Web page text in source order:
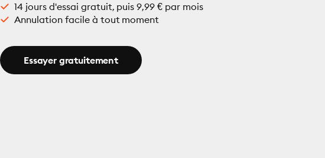
14 jours d'essai gratuit, puis 9,99 € par mois
Annulation facile à tout moment
Essayer gratuitement